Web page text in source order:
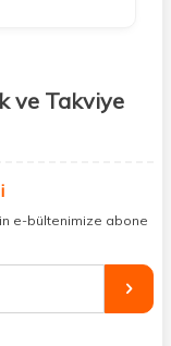
ve Takviye
sizlerle
gerek yok;
ve kapınıza kadar
tamamlayabilir,
gıdalara
e-bültenimize abone